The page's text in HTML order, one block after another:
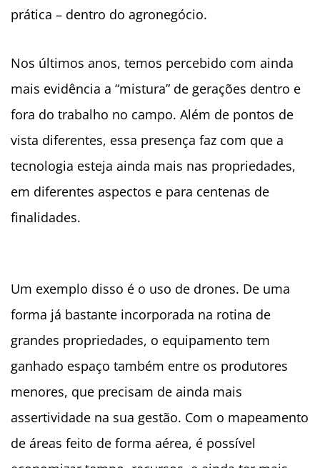
prática – dentro do agronegócio.
Nos últimos anos, temos percebido com ainda
mais evidência a “mistura” de gerações dentro e
fora do trabalho no campo. Além de pontos de
vista diferentes, essa presença faz com que a
tecnologia esteja ainda mais nas propriedades,
em diferentes aspectos e para centenas de
finalidades.
Um exemplo disso é o uso de drones. De uma
forma já bastante incorporada na rotina de
grandes propriedades, o equipamento tem
ganhado espaço também entre os produtores
menores, que precisam de ainda mais
assertividade na sua gestão. Com o mapeamento
de áreas feito de forma aérea, é possível